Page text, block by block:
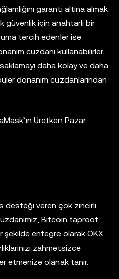
garanti altına almak
güvenlik için anahtarlı bir
tercih edenler ise
cüzdanı kullanabilirler.
daha kolay ve daha
donanım cüzdanlarından
Üretken Pazar
desteği veren çok zincirli
Bitcoin taproot
entegre olarak OKX
zahmetsizce
etmenize olanak tanır.